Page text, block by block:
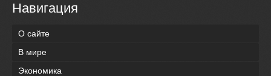
Навигация
О сайте
В мире
Экономика